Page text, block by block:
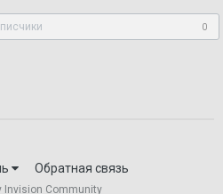
0
Обратная связь
Invision Community